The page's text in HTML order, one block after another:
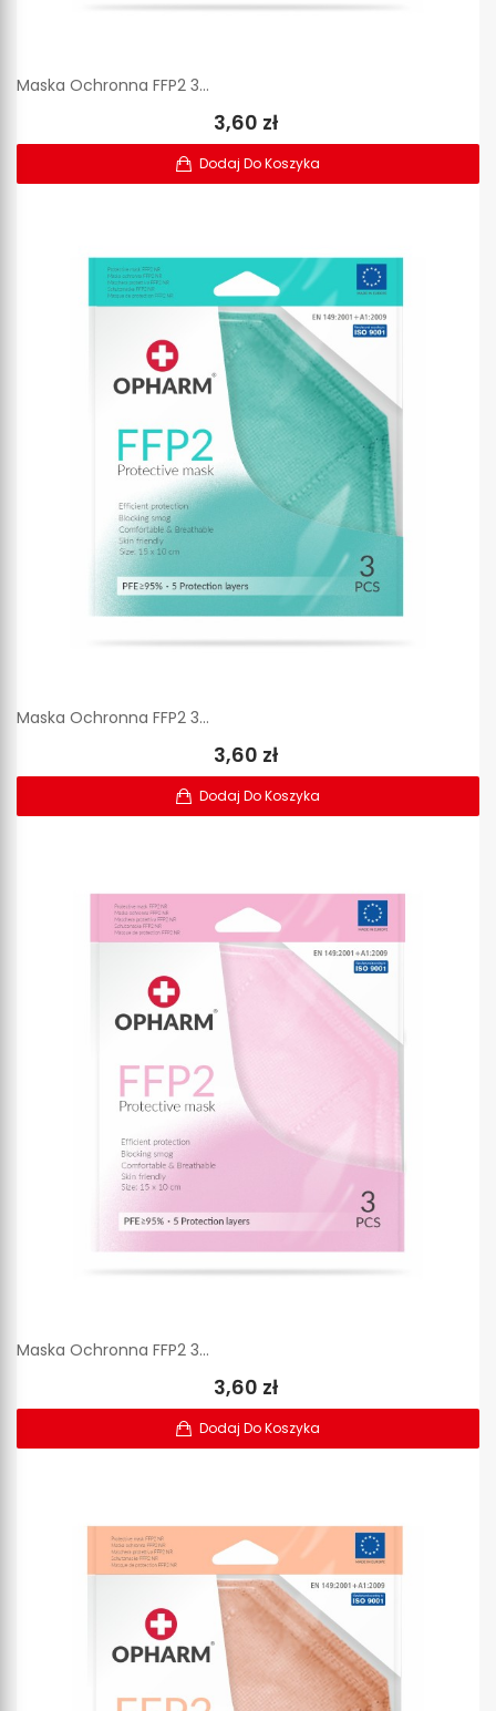
Maska Ochronna FFP2 3...
3,60 zł
Dodaj Do Koszyka
Maska Ochronna FFP2 3...
3,60 zł
Dodaj Do Koszyka
Maska Ochronna FFP2 3...
3,60 zł
Dodaj Do Koszyka